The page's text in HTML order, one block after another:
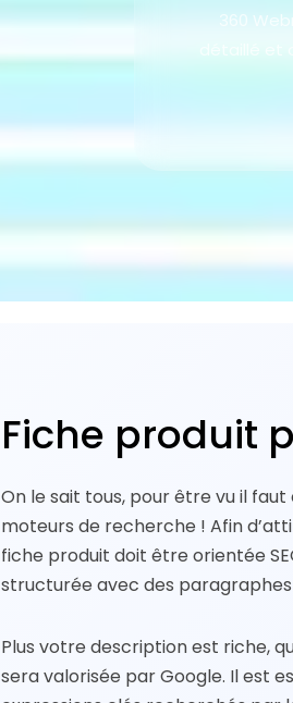
360
détaillé et
Fiche produit
On le sait tous, pour être vu il
moteurs de recherche ! Afin
fiche produit doit être orientée
structurée avec des
Plus votre description est riche,
sera valorisée par Google. Il est